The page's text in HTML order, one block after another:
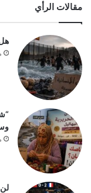
مقالات الرأي